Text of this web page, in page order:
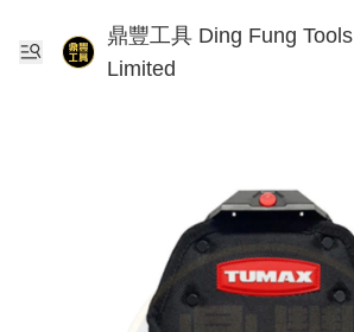
鼎豐工具 Ding Fung Tools
Limited